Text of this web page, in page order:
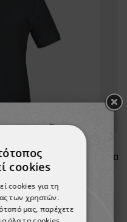
BLACK
cookies
cookies για τη
των χρηστών.
μας, παρέχετε